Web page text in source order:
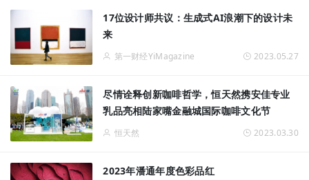
17位设计师共议：生成式AI浪潮下的设计未
来
第一财经YiMagazine 2023.05.27
尽情诠释创新咖啡哲学，恒天然携安佳专业
乳品亮相陆家嘴金融城国际咖啡文化节
恒天然 2023.03.30
2023年潘通年度色彩品红